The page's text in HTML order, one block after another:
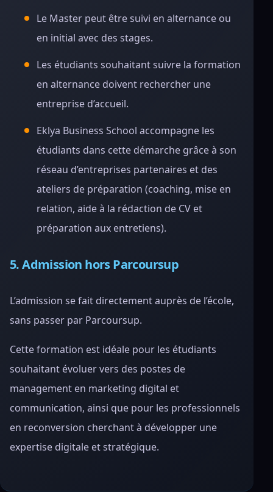
Le Master peut être suivi en alternance ou
en initial avec des stages.
Les étudiants souhaitant suivre la formation
en alternance doivent rechercher une
entreprise d’accueil.
Eklya Business School accompagne les
étudiants dans cette démarche grâce à son
réseau d’entreprises partenaires et des
ateliers de préparation (coaching, mise en
relation, aide à la rédaction de CV et
préparation aux entretiens).
5. Admission hors Parcoursup
L’admission se fait directement auprès de l’école,
sans passer par Parcoursup.
Cette formation est idéale pour les étudiants
souhaitant évoluer vers des postes de
management en marketing digital et
communication, ainsi que pour les professionnels
en reconversion cherchant à développer une
expertise digitale et stratégique.